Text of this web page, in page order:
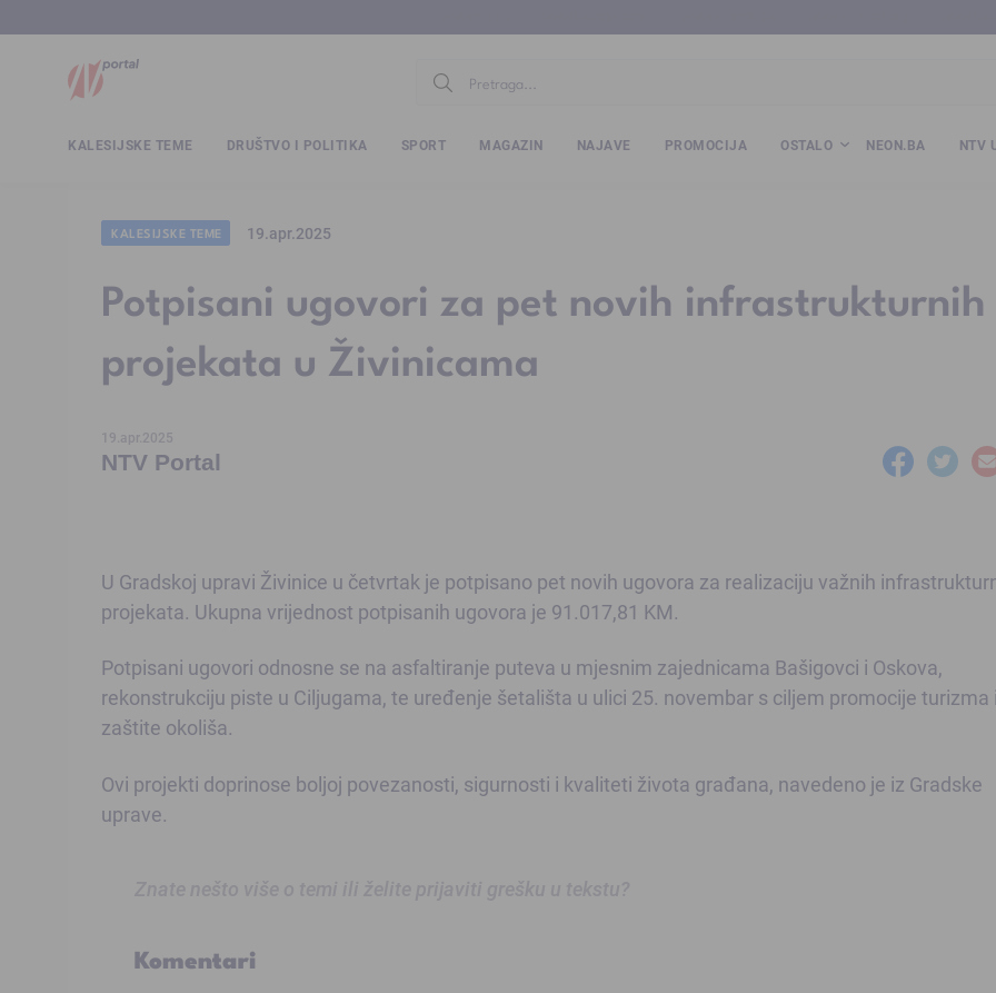
KALESIJSKE TEME DRUŠTVO I POLITIKA SPORT MAGAZIN NAJAVE PROMOCIJA OSTALO NEON.BA NTV
KALESIJSKE TEME 19.apr.2025
Potpisani ugovori za pet novih infrastrukturnih
projekata u Živinicama
19.apr.2025
NTV Portal
U Gradskoj upravi Živinice u četvrtak je potpisano pet novih ugovora za realizaciju važnih
projekata. Ukupna vrijednost potpisanih ugovora je 91.017,81 KM.
Potpisani ugovori odnosne se na asfaltiranje puteva u mjesnim zajednicama Bašigovci i Oskova,
rekonstrukciju piste u Ciljugama, te uređenje šetališta u ulici 25. novembar s ciljem promocije turizma i
zaštite okoliša.
Ovi projekti doprinose boljoj povezanosti, sigurnosti i kvaliteti života građana, navedeno je iz Gradske
uprave.
Komentari